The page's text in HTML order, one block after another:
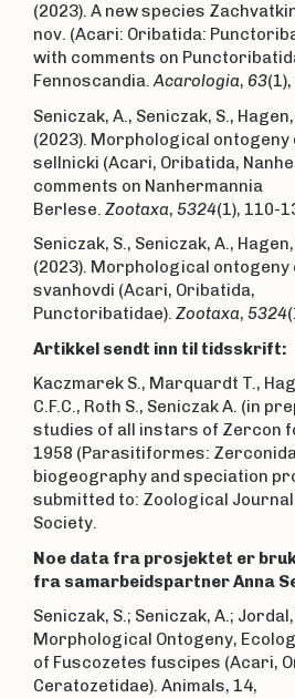
(2023). A new species
nov. (Acari: Oribatida:
with comments on
Fennoscandia.Acarologia, 63
Seniczak, A., Seniczak, S., Hagen,
(2023). Morphological ontogeny
sellnicki (Acari, Oribatida,
comments on Nanhermannia
Berlese. Zootaxa, 5324(1), 110-
Seniczak, S., Seniczak, A., Hagen,
(2023). Morphological
svanhovdi (Acari, Oribatida,
Punctoribatidae). Zootaxa, 5324
Artikkel sendt inn til tidsskrift:
Kaczmarek S., Marquardt T.,
C.F.C., Roth S., Seniczak A. (in
studies of all instars of Zercon
1958 (Parasitiformes:
biogeography and speciation
submitted to: Zoological Journal
Society.
Noe data fra prosjektet er
fra samarbeidspartner Anna
Seniczak, S.; Seniczak, A.;
Morphological Ontogeny,
of Fuscozetes fuscipes (Acari,
Ceratozetidae). Animals, 14,